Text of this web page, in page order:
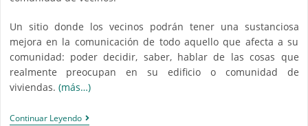
Un sitio donde los vecinos podrán tener una sustanciosa
mejora en la comunicación de todo aquello que afecta a su
comunidad: poder decidir, saber, hablar de las cosas que
realmente preocupan en su edificio o comunidad de
viviendas. (más…)
Continuar Leyendo